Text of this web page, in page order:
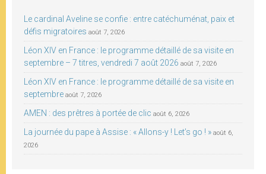
Le cardinal Aveline se confie : entre catéchuménat, paix et
défis migratoires août 7, 2026
Léon XIV en France : le programme détaillé de sa visite en
septembre – 7 titres, vendredi 7 août 2026 août 7, 2026
Léon XIV en France : le programme détaillé de sa visite en
septembre août 7, 2026
AMEN : des prêtres à portée de clic août 6, 2026
La journée du pape à Assise : « Allons-y ! Let’s go ! » août 6,
2026